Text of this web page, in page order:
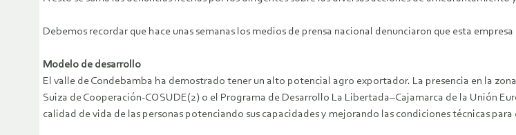
Debemos recordar que hace unas semanas los medios de prensa nacional denunciaron que esta
Modelo de desarrollo
El valle de Condebamba ha demostrado tener un alto potencial agro exportador. La presencia en la
Suiza de Cooperación-COSUDE(2) o el Programa de Desarrollo La Libertada–Cajamarca de la Unión
calidad de vida de las personas potenciando sus capacidades y mejorando las condiciones técnicas para